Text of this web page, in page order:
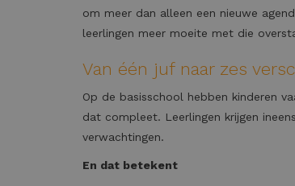
om meer dan alleen een nieuwe
leerlingen meer moeite met die
Van één juf naar zes
Op de basisschool hebben kinderen
dat compleet. Leerlingen krijgen
verwachtingen.
En dat betekent